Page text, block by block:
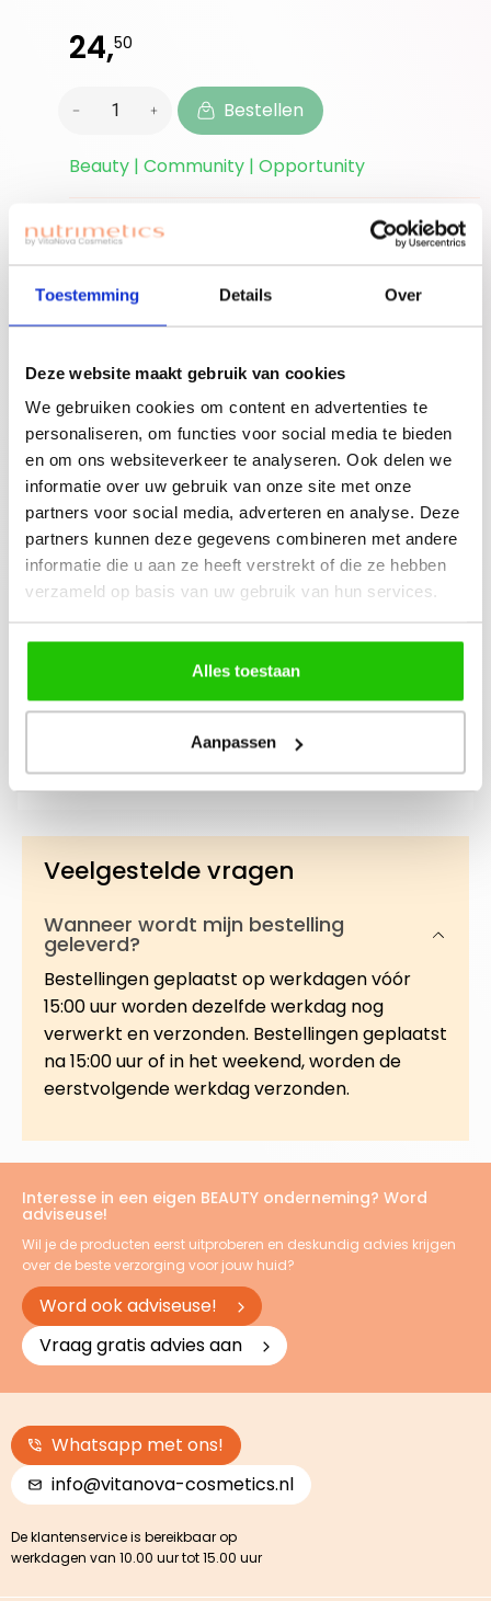
Toestemming Details Over
Deze website maakt gebruik van cookies
We gebruiken cookies om content en advertenties te
personaliseren, om functies voor social media te bieden
en om ons websiteverkeer te analyseren. Ook delen we
informatie over uw gebruik van onze site met onze
partners voor social media, adverteren en analyse. Deze
partners kunnen deze gegevens combineren met andere
informatie die u aan ze heeft verstrekt of die ze hebben
verzameld op basis van uw gebruik van hun services.
Alles toestaan
Aanpassen
24,50
Bestellen
Beauty | Community | Opportunity
Join for free!
Ben je nieuwe
accounthouder?
Vergeet niet jouw
welkomstgift te
Bouw je eigen
beauty community!
Advies nodig of een
gratis workshop
boeken? Neem
contact op met
jouw adviseuse of
mail ons!
ontwikkeld om droge en ruwe handen intensief
te voeden en verzorgen. De formule bevat e…
Meer
Veelgestelde vragen
Wanneer wordt mijn bestelling
geleverd?
Bestellingen geplaatst op werkdagen vóór
15:00 uur worden dezelfde werkdag nog
verwerkt en verzonden. Bestellingen geplaatst
na 15:00 uur of in het weekend, worden de
eerstvolgende werkdag verzonden.
Interesse in een eigen BEAUTY onderneming? Word
adviseuse!
Wil je de producten eerst uitproberen en deskundig advies krijgen
over de beste verzorging voor jouw huid?
Word ook adviseuse!
Vraag gratis advies aan
Whatsapp met ons!
info@vitanova-cosmetics.nl
De klantenservice is bereikbaar op
werkdagen van 10.00 uur tot 15.00 uur